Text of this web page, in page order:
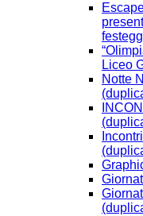
Liceo
Notte